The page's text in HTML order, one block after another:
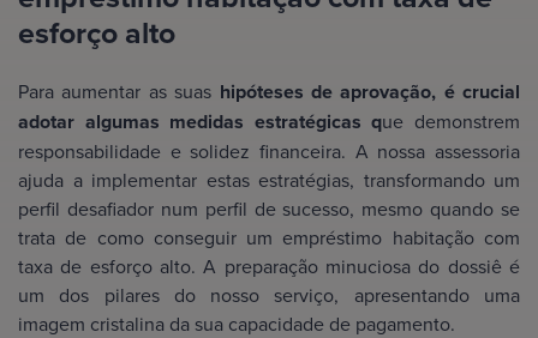
esforço alto
Para aumentar as suas hipóteses de aprovação, é crucial
adotar algumas medidas estratégicas que demonstrem
responsabilidade e solidez financeira. A nossa assessoria
ajuda a implementar estas estratégias, transformando um
perfil desafiador num perfil de sucesso, mesmo quando se
trata de como conseguir um empréstimo habitação com
taxa de esforço alto. A preparação minuciosa do dossiê é
um dos pilares do nosso serviço, apresentando uma
imagem cristalina da sua capacidade de pagamento.